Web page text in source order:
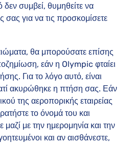
συμβεί, θυμηθείτε να
σας για να τις προσκομίσετε
θα μπορούσατε επίσης
εάν η Olympic φταίει
Για το λόγο αυτό, είναι
ακυρώθηκε η πτήση σας. Εάν
της αεροπορικής εταιρείας
το όνομά του και
με την ημερομηνία και την
και αν αισθάνεστε,